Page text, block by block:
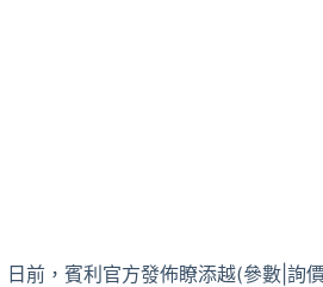
，賓利官方發佈瞭添越(參數|詢價